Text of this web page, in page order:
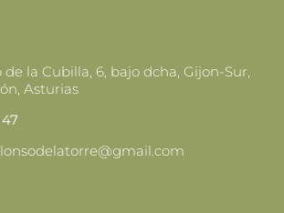
de la Cubilla, 6, bajo dcha, Gijon-Sur,
Asturias